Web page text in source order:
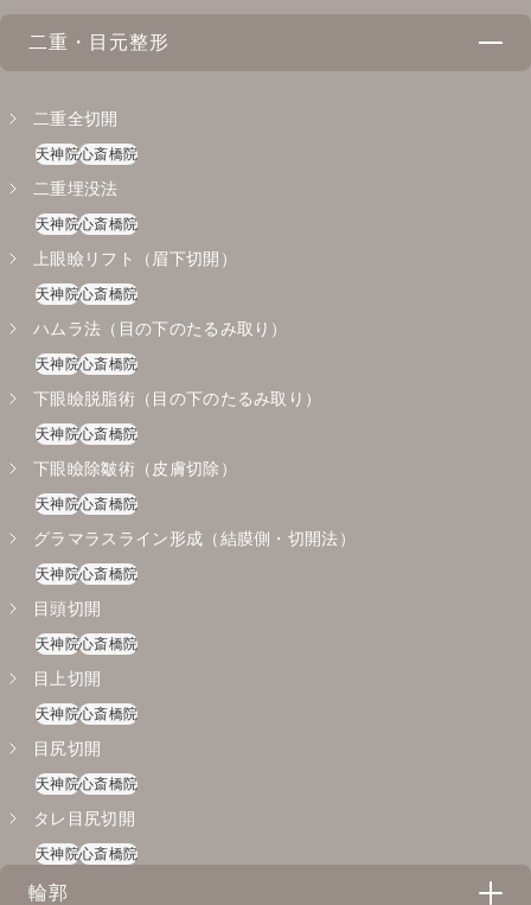
二重・目元整形
二重全切開
天神院心斎橋院
二重埋没法
天神院心斎橋院
上眼瞼リフト（眉下切開）
天神院心斎橋院
ハムラ法（目の下のたるみ取り）
天神院心斎橋院
下眼瞼脱脂術（目の下のたるみ取り）
天神院心斎橋院
下眼瞼除皺術（皮膚切除）
天神院心斎橋院
グラマラスライン形成（結膜側・切開法）
天神院心斎橋院
目頭切開
天神院心斎橋院
目上切開
天神院心斎橋院
目尻切開
天神院心斎橋院
タレ目尻切開
天神院心斎橋院
輪郭